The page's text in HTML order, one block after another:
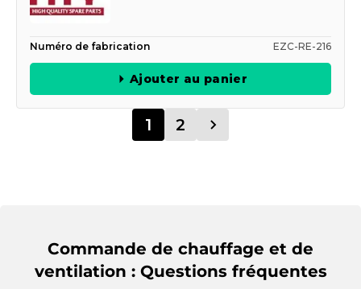
Numéro de fabrication EZC-RE-216
Ajouter au panier
1 2
Commande de chauffage et de
ventilation : Questions fréquentes